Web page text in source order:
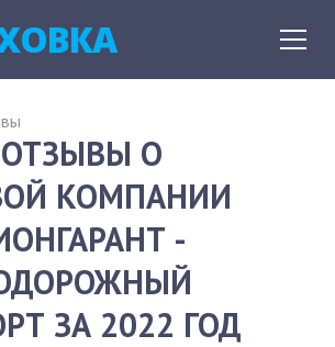
О
КОМПАНИИ
-
ЗА 2022 ГОД